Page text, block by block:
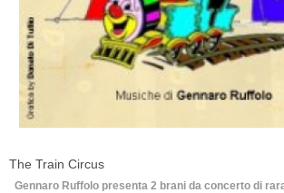
The Train Circus
Gennaro Ruffolo presenta 2 brani da concerto di